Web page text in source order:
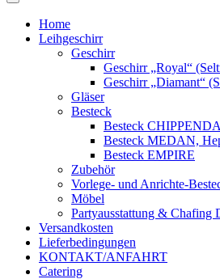
Home
Leihgeschirr
Geschirr
Geschirr „Royal“
Geschirr „Diamant“
Gläser
Besteck
Besteck
Besteck MEDAN,
Besteck EMPIRE
Zubehör
Vorlege- und Anrichte-
Möbel
Partyausstattung & Chafing
Versandkosten
Lieferbedingungen
KONTAKT/ANFAHRT
Catering